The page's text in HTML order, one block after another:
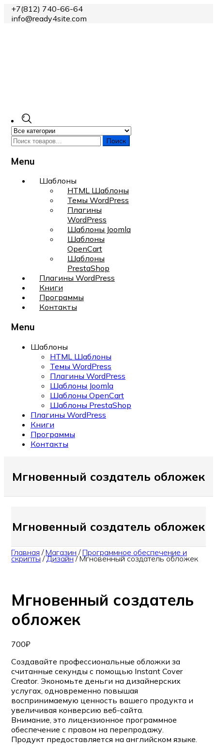
+7(812) 740-66-64
info@ready4site.com
Поиск
Menu
Skip
Шаблоны
HTML Шаблоны
Темы WordPress
Плагины
WordPress
Шаблоны Joomla
Шаблоны
OpenCart
Шаблоны
PrestaShop
Плагины WordPress
Книги
Программы
Контакты
Menu
Шаблоны
HTML Шаблоны
Темы WordPress
Плагины WordPress
Шаблоны Joomla
Шаблоны OpenCart
Шаблоны PrestaShop
Плагины WordPress
Книги
Программы
Контакты
Мгновенный создатель обложек
Мгновенный создатель обложек
Главная / Магазин / Программное обеспечение и
скрипты/Дизайн/Мгновенный создатель обложек
Мгновенный создатель
обложек
700₽
Создавайте профессиональные обложки за
считанные секунды с помощью Instant Cover
Creator. Экономьте деньги на дизайнерских
услугах, одновременно повышая
воспринимаемую ценность вашего продукта и
увеличивая конверсию веб-сайта.
Внимание, это лицензионное программное
обеспечение с правом на перепродажу.
Продукт предоставляется на английском языке.